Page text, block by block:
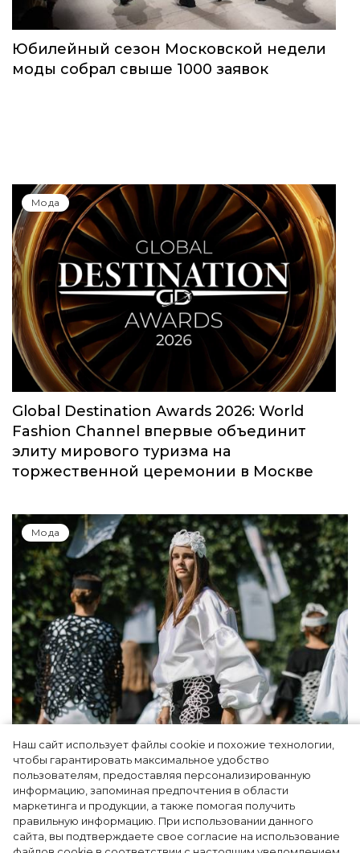
Наш сайт использует файлы cookie и похожие технологии,
чтобы гарантировать максимальное удобство
пользователям, предоставляя персонализированную
информацию, запоминая предпочтения в области
маркетинга и продукции, а также помогая получить
правильную информацию. При использовании данного
сайта, вы подтверждаете свое согласие на использование
Юбилейный сезон Московской недели
моды собрал свыше 1000 заявок
Мода
Global Destination Awards 2026: World
Fashion Channel впервые объединит
элиту мирового туризма на
торжественной церемонии в Москве
Мода
Показы для души: как Алтай стал новой
точкой на карте российской моды — Там,
где вдохновение само находит
дизайнера